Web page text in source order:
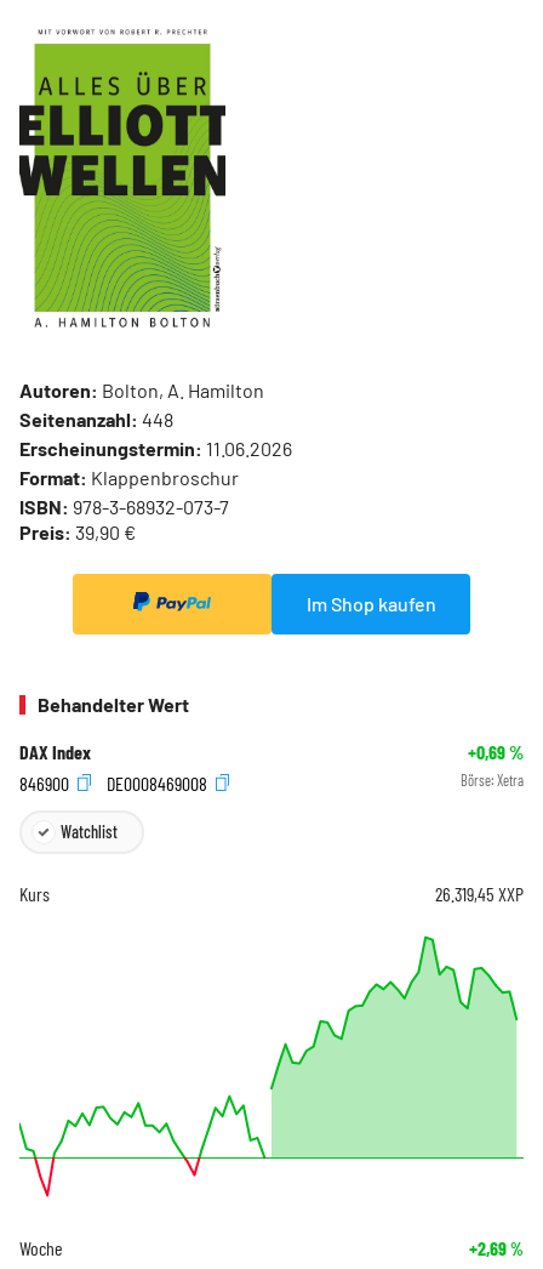
Autoren: Bolton, A. Hamilton
Seitenanzahl: 448
Erscheinungstermin: 11.06.2026
Format: Klappenbroschur
ISBN: 978-3-68932-073-7
Preis: 39,90 €
Im Shop kaufen
Behandelter Wert
DAX Index +0,69%
846900
DE0008469008 Börse: Xetra
Watchlist
Kurs 26.319,45 XXP
Woche +2,69%